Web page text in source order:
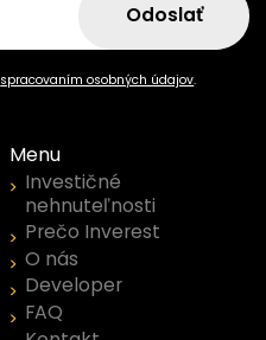
Odoslať
spracovaním osobných údajov.
Menu
Investičné
nehnuteľnosti
Prečo Inverest
O nás
Developer
FAQ